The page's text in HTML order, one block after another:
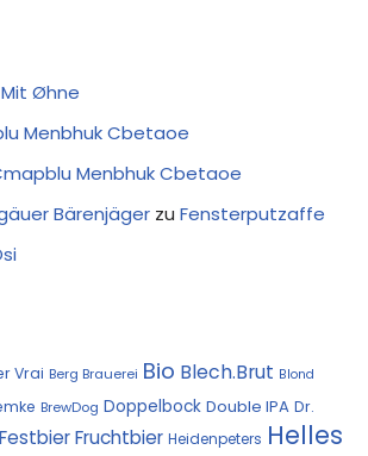
Mit Øhne
Menbhuk Cbetaoe
Menbhuk Cbetaoe
Bärenjäger zu Fensterputzaffe
Vrai Berg Brauerei Bio Blech.Brut Blond
BrewDog Doppelbock Double IPA Dr.
FestbierFruchtbier Heidenpeters Helles